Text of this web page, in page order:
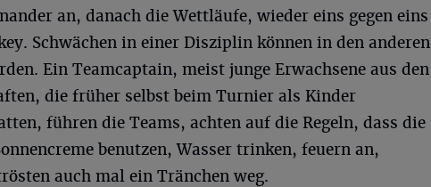
an, danach die Wettläufe, wieder eins gegen eins
Schwächen in einer Disziplin können in den anderen
Ein Teamcaptain, meist junge Erwachsene aus den
die früher selbst beim Turnier als Kinder
führen die Teams, achten auf die Regeln, dass die
benutzen, Wasser trinken, feuern an,
auch mal ein Tränchen weg.